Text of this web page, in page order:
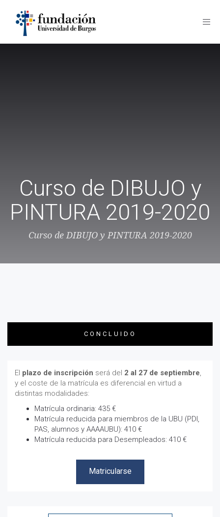
Curso de DIBUJO y
PINTURA 2019-2020
Curso de DIBUJO y PINTURA 2019-2020
CONCLUIDO
El plazo de inscripción será del 2 al 27 de septiembre,
y el coste de la matrícula es diferencial en virtud a
distintas modalidades:
Matrícula ordinaria: 435 €
Matrícula reducida para miembros de la UBU (PDI,
PAS, alumnos y AAAAUBU): 410 €
Matrícula reducida para Desempleados: 410 €
Matricularse